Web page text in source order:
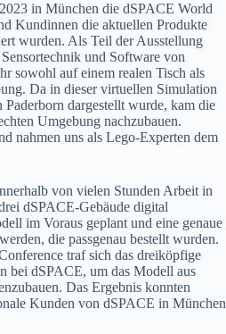
in München die dSPACE World
Kundinnen die aktuellen Produkte
wurden. Als Teil der Ausstellung
und Software von
sowohl auf einem realen Tisch als
Da in dieser virtuellen Simulation
dargestellt wurde, kam die
Umgebung nachzubauen.
nahmen uns als Lego-Experten dem
von vielen Stunden Arbeit in
dSPACE-Gebäude digital
im Voraus geplant und eine genaue
die passgenau bestellt wurden.
traf sich das dreiköpfige
bei dSPACE, um das Modell aus
Das Ergebnis konnten
Kunden von dSPACE in München